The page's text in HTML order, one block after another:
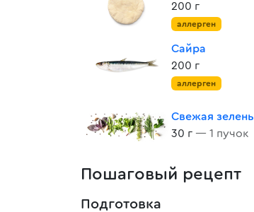
200 г
аллерген
Сайра
200 г
аллерген
Свежая зелень
30 г — 1 пучок
Пошаговый рецепт
Подготовка